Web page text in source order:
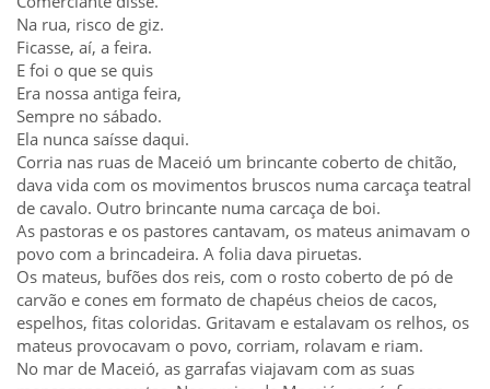
Na rua, risco de giz.
Ficasse, aí, a feira.
E foi o que se quis
Era nossa antiga feira,
Sempre no sábado.
Ela nunca saísse daqui.
Corria nas ruas de Maceió um brincante coberto de chitão,
dava vida com os movimentos bruscos numa carcaça teatral
de cavalo. Outro brincante numa carcaça de boi.
As pastoras e os pastores cantavam, os mateus animavam o
povo com a brincadeira. A folia dava piruetas.
Os mateus, bufões dos reis, com o rosto coberto de pó de
carvão e cones em formato de chapéus cheios de cacos,
espelhos, fitas coloridas. Gritavam e estalavam os relhos, os
mateus provocavam o povo, corriam, rolavam e riam.
No mar de Maceió, as garrafas viajavam com as suas